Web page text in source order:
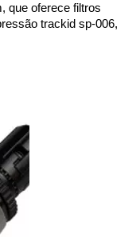
que oferece filtros
trackid sp-006,